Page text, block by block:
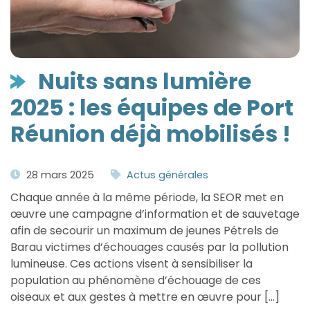
Nuits sans lumière
2025 : les équipes de Port
Réunion déjà mobilisés !
28 mars 2025 Actus générales
Chaque année à la même période, la SEOR met en
œuvre une campagne d’information et de sauvetage
afin de secourir un maximum de jeunes Pétrels de
Barau victimes d’échouages causés par la pollution
lumineuse. Ces actions visent à sensibiliser la
population au phénomène d’échouage de ces
oiseaux et aux gestes à mettre en œuvre pour […]